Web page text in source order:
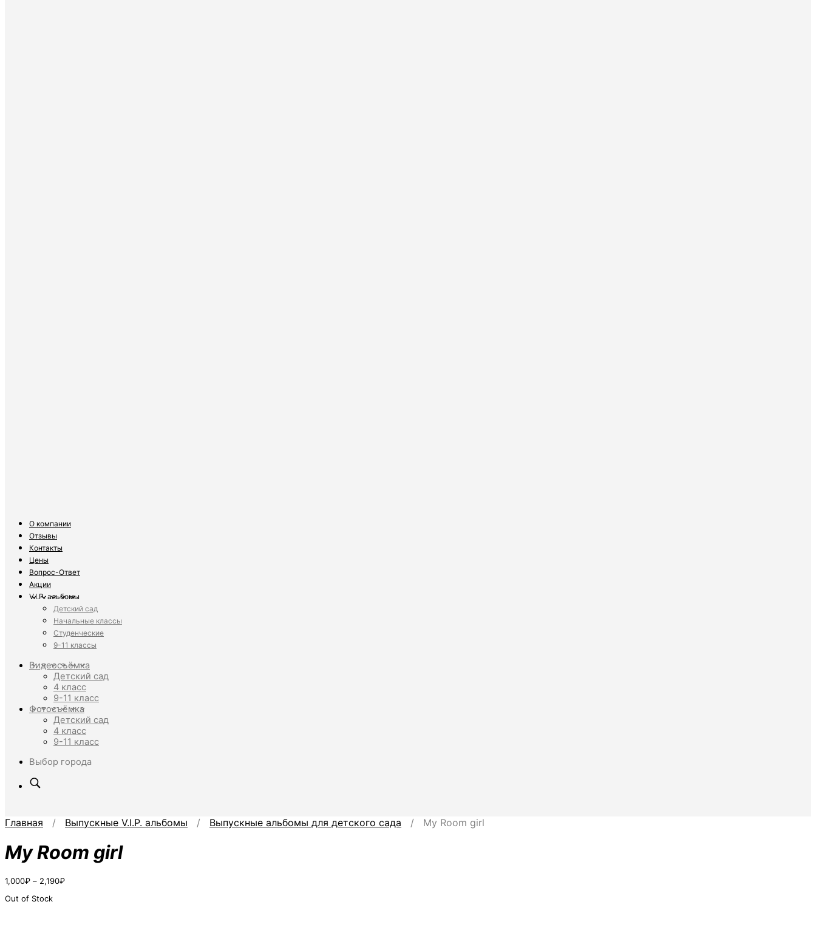
О компании
Отзывы
Контакты
Цены
Вопрос-Ответ
Акции
V.I.P. альбомы
Детский сад
Начальные классы
Студенческие
9-11 классы
Видеосъёмка
Детский сад
4 класс
9-11 класс
Фотосъёмка
Детский сад
4 класс
9-11 класс
Выбор города
Главная / Выпускные V.I.P. альбомы / Выпускные альбомы для детского сада / My Room girl
My Room girl
1,000₽ – 2,190₽Диапазон
Out of Stock